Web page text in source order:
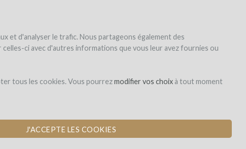
et d'analyser le trafic. Nous partageons également des
ci avec d'autres informations que vous leur avez fournies ou
tous les cookies. Vous pourrezmodifier vos choixà tout moment
J'ACCEPTE LES COOKIES